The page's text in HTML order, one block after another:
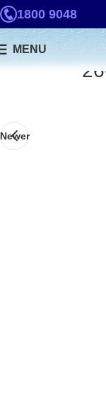
1800 9048
MENU
Newer